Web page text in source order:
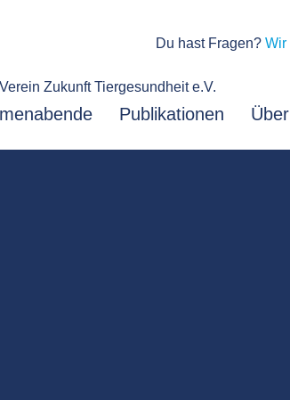
Du hast Fragen? Wir
Zukunft Tiergesundheit e.V.
Publikationen